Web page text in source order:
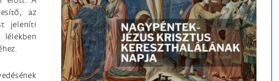
az
jeleníti